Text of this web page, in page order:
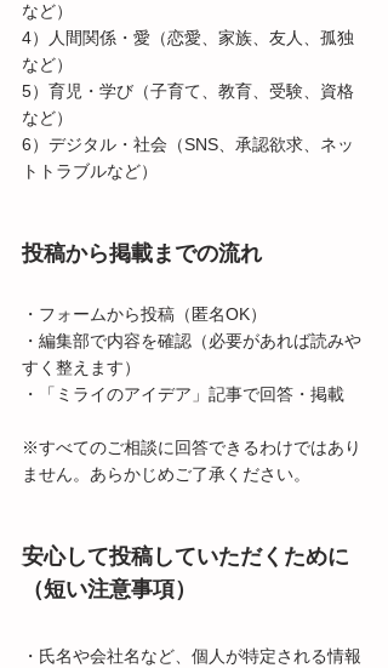
など）
4）人間関係・愛（恋愛、家族、友人、孤独
など）
5）育児・学び（子育て、教育、受験、資格
など）
6）デジタル・社会（SNS、承認欲求、ネッ
トトラブルなど）
投稿から掲載までの流れ
・フォームから投稿（匿名OK）
・編集部で内容を確認（必要があれば読みや
すく整えます）
・「ミライのアイデア」記事で回答・掲載
※すべてのご相談に回答できるわけではあり
ません。あらかじめご了承ください。
安心して投稿していただくために
（短い注意事項）
・氏名や会社名など、個人が特定される情報